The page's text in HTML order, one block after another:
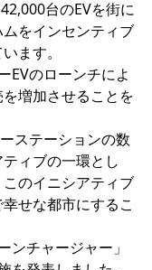
台のEVを街に
をインセンティブ
ます。
EVのローンチによ
増加させることを
ステーションの数
ィブの一環とし
のイニシアティブ
せな都市にするこ
ンチャージャー」